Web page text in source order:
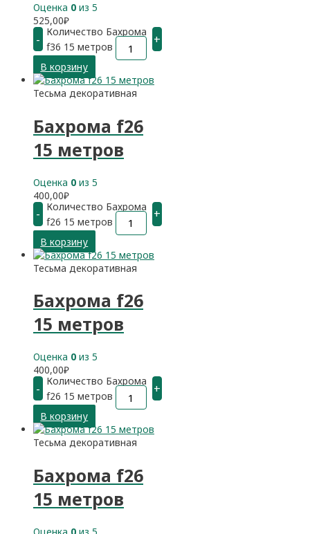
Оценка 0 из 5
525,00₽
- Количество Бахрома
f36 15 метров
+
В корзину
Тесьма декоративная
Бахрома f26
15 метров
Оценка 0 из 5
400,00₽
- Количество Бахрома
f26 15 метров
+
В корзину
Тесьма декоративная
Бахрома f26
15 метров
Оценка 0 из 5
400,00₽
- Количество Бахрома
f26 15 метров
+
В корзину
Тесьма декоративная
Бахрома f26
15 метров
Оценка 0 из 5